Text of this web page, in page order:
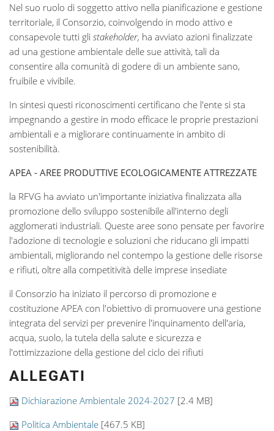
Nel suo ruolo di soggetto attivo nella pianificazione e gestione
territoriale, il Consorzio, coinvolgendo in modo attivo e
consapevole tutti gli stakeholder, ha avviato azioni finalizzate
ad una gestione ambientale delle sue attività, tali da
consentire alla comunità di godere di un ambiente sano,
fruibile e vivibile.
In sintesi questi riconoscimenti certificano che l'ente si sta
impegnando a gestire in modo efficace le proprie prestazioni
ambientali e a migliorare continuamente in ambito di
sostenibilità.
APEA - AREE PRODUTTIVE ECOLOGICAMENTE ATTREZZATE
la RFVG ha avviato un'importante iniziativa finalizzata alla
promozione dello sviluppo sostenibile all'interno degli
agglomerati industriali. Queste aree sono pensate per favorire
l'adozione di tecnologie e soluzioni che riducano gli impatti
ambientali, migliorando nel contempo la gestione delle risorse
e rifiuti, oltre alla competitività delle imprese insediate
il Consorzio ha iniziato il percorso di promozione e
costituzione APEA con l'obiettivo di promuovere una gestione
integrata del servizi per prevenire l'inquinamento dell'aria,
acqua, suolo, la tutela della salute e sicurezza e
l'ottimizzazione della gestione del ciclo dei rifiuti
ALLEGATI
Dichiarazione Ambientale 2024-2027 [2.4 MB]
Politica Ambientale [467.5 KB]